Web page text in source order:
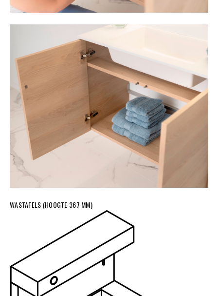
WASTAFELS (HOOGTE 367 MM)